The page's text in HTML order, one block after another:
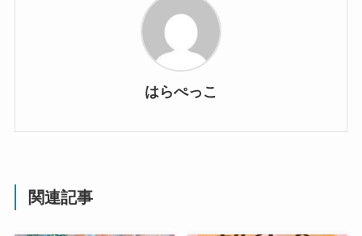
はらぺっこ
関連記事